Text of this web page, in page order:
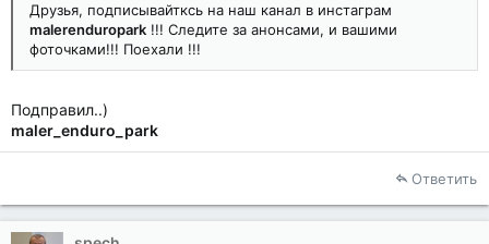
Друзья, подписывайтксь на наш канал в инстаграм
malerenduropark !!! Следите за анонсами, и вашими
фоточками!!! Поехали !!!
Подправил..)
maler_enduro_park
Ответить